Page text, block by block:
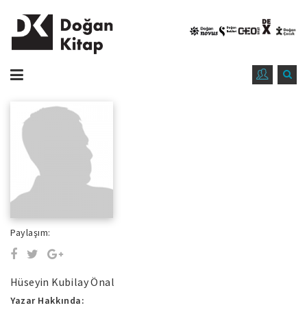
Paylaşım:
Hüseyin Kubilay Önal
Yazar Hakkında: